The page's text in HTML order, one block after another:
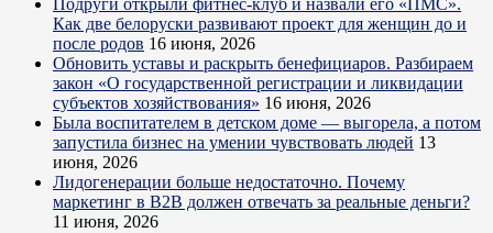
Подруги открыли фитнес-клуб и назвали его «ПМС».
Как две белоруски развивают проект для женщин до и
после родов 16 июня, 2026
Обновить уставы и раскрыть бенефициаров. Разбираем
закон «О государственной регистрации и ликвидации
субъектов хозяйствования» 16 июня, 2026
Была воспитателем в детском доме — выгорела, а потом
запустила бизнес на умении чувствовать людей 13
июня, 2026
Лидогенерации больше недостаточно. Почему
маркетинг в B2B должен отвечать за реальные деньги?
11 июня, 2026